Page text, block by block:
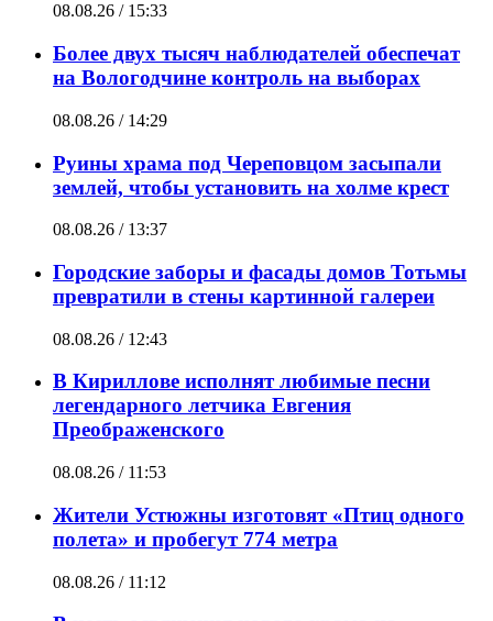
08.08.26 / 15:33
Более двух тысяч наблюдателей обеспечат
на Вологодчине контроль на выборах
08.08.26 / 14:29
Руины храма под Череповцом засыпали
землей, чтобы установить на холме крест
08.08.26 / 13:37
Городские заборы и фасады домов Тотьмы
превратили в стены картинной галереи
08.08.26 / 12:43
В Кириллове исполнят любимые песни
легендарного летчика Евгения
Преображенского
08.08.26 / 11:53
Жители Устюжны изготовят «Птиц одного
полета» и пробегут 774 метра
08.08.26 / 11:12